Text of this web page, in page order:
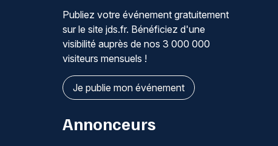
Publiez votre événement gratuitement
sur le site jds.fr. Bénéficiez d'une
visibilité auprès de nos 3 000 000
visiteurs mensuels !
Je publie mon événement
Annonceurs